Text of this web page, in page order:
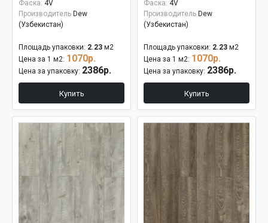
Фаска: 4V
Производитель Dew
(Узбекистан)
Площадь упаковки: 2.23 м2
Цена за 1 м2: 1070р.
Цена за упаковку: 2386р.
Купить
Фаска: 4V
Производитель Dew
(Узбекистан)
Площадь упаковки: 2.23 м2
Цена за 1 м2: 1070р.
Цена за упаковку: 2386р.
Купить